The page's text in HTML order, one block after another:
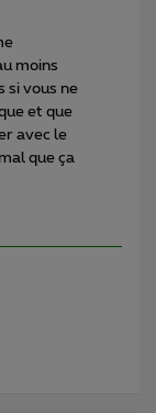
moins
si vous ne
et que
avec le
que ça